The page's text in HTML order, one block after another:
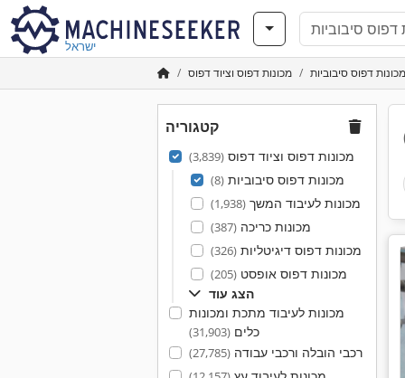
ישראל
מכונות דפוס וציוד דפוס דפוס סיבוביות
קטגוריה
מכונות דפוס וציוד דפוס(3,839)
מכונות דפוס סיבוביות(8)
מכונות לעיבוד המשך(1,938)
מכונות כריכה(387)
מכונות דפוס דיגיטליות(326)
מכונות דפוס אופסט(205)
הצג עוד
מכונות לעיבוד מתכת ומכונות
כלים(31,903)
רכבי הובלה ורכבי עבודה(27,785)